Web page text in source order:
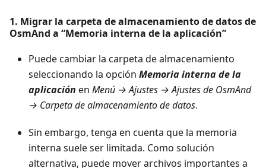
1. Migrar la carpeta de almacenamiento de datos de
OsmAnd a “Memoria interna de la aplicación”
Puede cambiar la carpeta de almacenamiento
seleccionando la opción Memoria interna de la
aplicación en Menú → Ajustes → Ajustes de OsmAnd
→ Carpeta de almacenamiento de datos.
Sin embargo, tenga en cuenta que la memoria
interna suele ser limitada. Como solución
alternativa, puede mover archivos importantes a